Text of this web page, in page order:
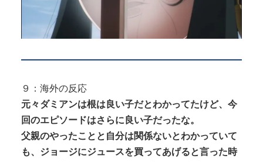
９：海外の反応
元々ダミアンは根は良い子だとわかってたけど、今
回のエピソードはさらに良い子だったな。
父親のやったことと自分は関係ないとわかっていて
も、ジョージにジュースを買ってあげると言った時